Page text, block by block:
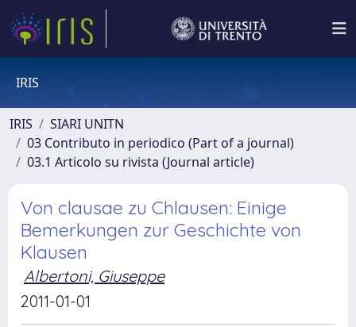
IRIS
IRIS
SIARI UNITN
03 Contributo in periodico (Part of a journal)
03.1 Articolo su rivista (Journal article)
Von clausae zu Chlausen: Einige
Bemerkungen zur Geschichte von
Klausen
Albertoni, Giuseppe
2011-01-01